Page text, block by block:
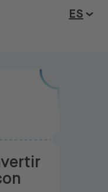
ES
Abrir